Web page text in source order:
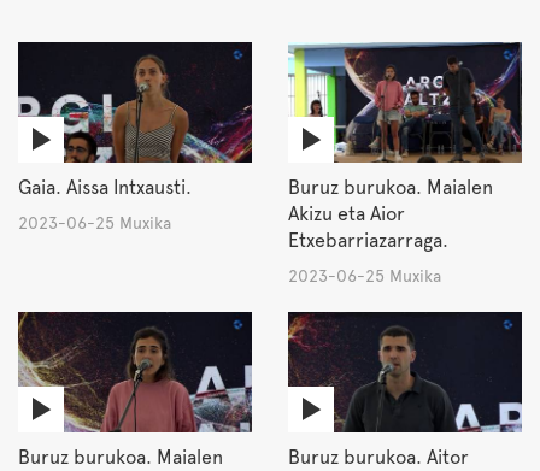
Gaia. Aissa Intxausti.
2023-06-25 Muxika
Buruz burukoa. Maialen
Akizu eta Aior
Etxebarriazarraga.
2023-06-25 Muxika
Buruz burukoa. Maialen
Buruz burukoa. Aitor